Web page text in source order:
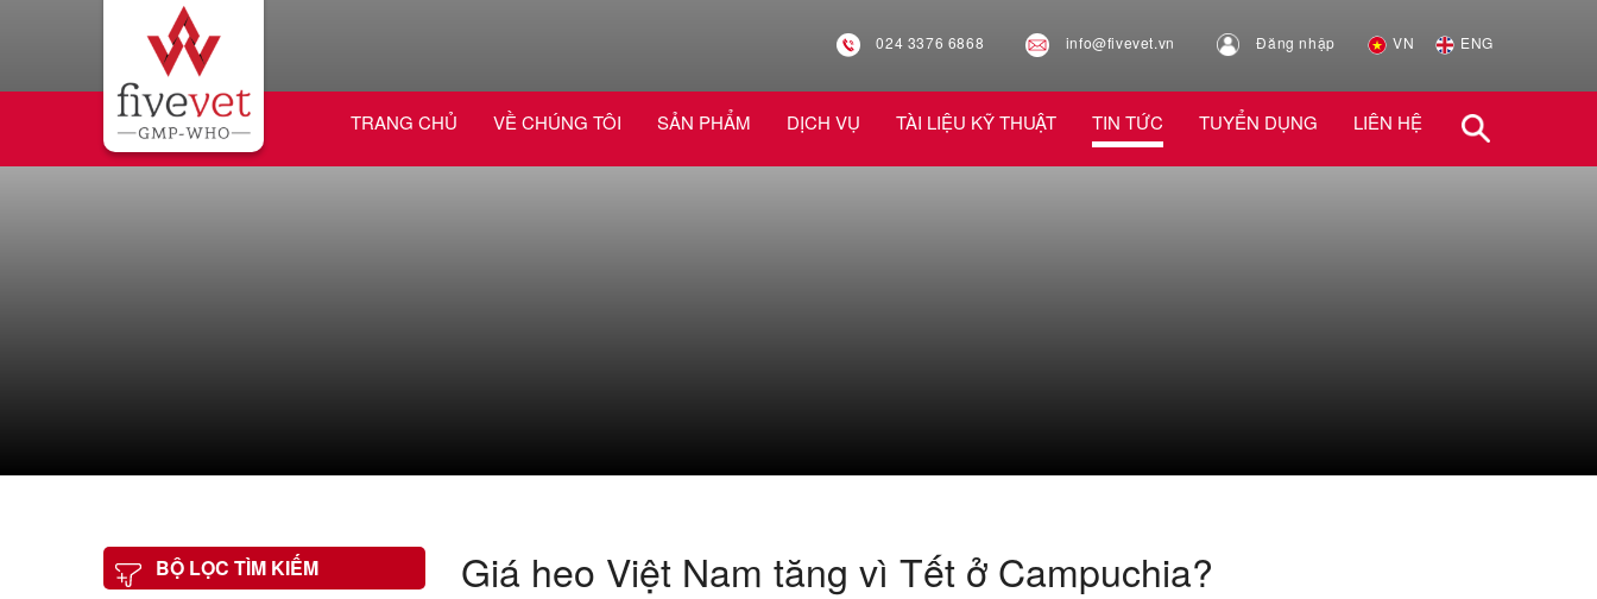
024 3376 6868 info@fivevet.vn Đăng nhập VN ENG
TRANG CHỦ VỀ CHÚNG TÔI SẢN PHẨM DỊCH VỤ TÀI LIỆU KỸ THUẬT TIN TỨC TUYỂN DỤNG LIÊN HỆ
BỘ LỌC TÌM KIẾM Giá heo Việt Nam tăng vì Tết ở Campuchia?